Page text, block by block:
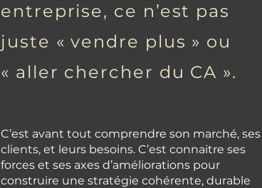
entreprise, ce n’est pas
juste « vendre plus » ou
« aller chercher du CA ».
C’est avant tout comprendre son marché, ses
clients, et leurs besoins. C’est connaitre ses
forces et ses axes d’améliorations pour
construire une stratégie cohérente, durable